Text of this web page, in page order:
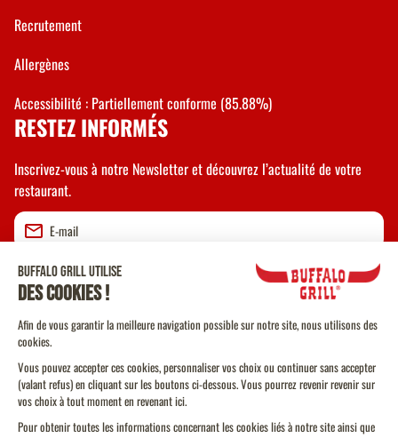
Recrutement
Allergènes
Accessibilité : Partiellement conforme (85.88%)
RESTEZ INFORMÉS
Inscrivez-vous à notre Newsletter et découvrez l’actualité de votre
restaurant.
Valider
CGU
CGV Vente à emporter